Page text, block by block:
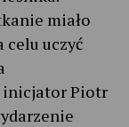
miało
celu uczyć
inicjator Piotr